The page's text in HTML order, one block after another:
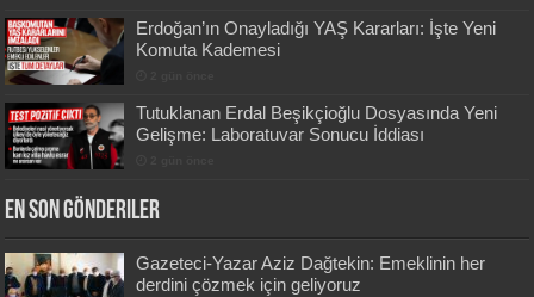
Erdoğan’ın Onayladığı YAŞ Kararları: İşte Yeni
Komuta Kademesi
Tutuklanan Erdal Beşikçioğlu Dosyasında Yeni
Gelişme: Laboratuvar Sonucu İddiası
En Son Gönderiler
Gazeteci-Yazar Aziz Dağtekin: Emeklinin her
derdini çözmek için geliyoruz